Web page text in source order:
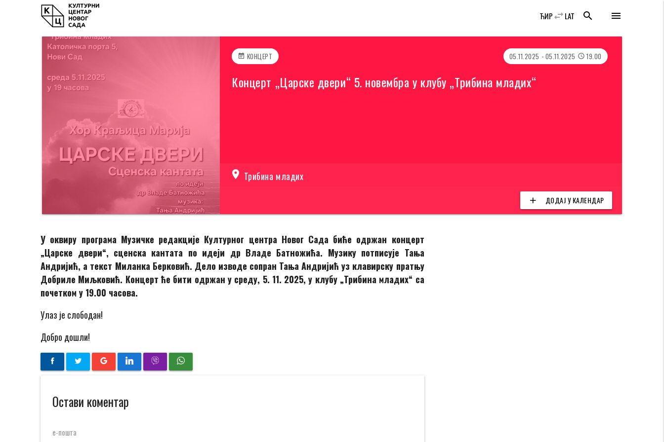
menu
search
LAT
swap_horiz
ЋИР
event_note КОНЦЕРТ 05.11.2025 - 05.11.2025 access_time 19.00
Концерт „Царске двери“ 5. новембра у клубу „Трибина младих“
location_on Трибина младих
add ДОДАЈ У КАЛЕНДАР
У оквиру програма Музичке редакције Културног центра Новог Сада биће одржан концерт
„Царске двери“, сценска кантата по идеји др Владе Батножића. Музику потписује Тања
Андријић, а текст Миланка Берковић. Дело изводе сопран Тања Андријић уз клавирску пратњу
Добриле Миљковић. Концерт ће бити одржан у среду, 5. 11. 2025, у клубу „Трибина младих“ са
почетком у 19.00 часова.
Улаз је слободан!
Добро дошли!
Остави коментар
е-пошта